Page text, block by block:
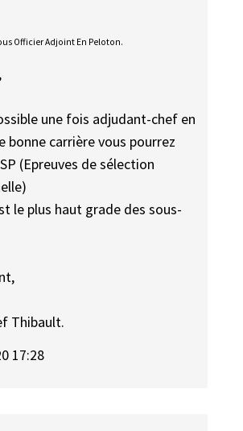
Officier Adjoint En Peloton.
une fois adjudant-chef en
bonne carrière vous pourrez
(Epreuves de sélection
le plus haut grade des sous-
Thibault.
17:28